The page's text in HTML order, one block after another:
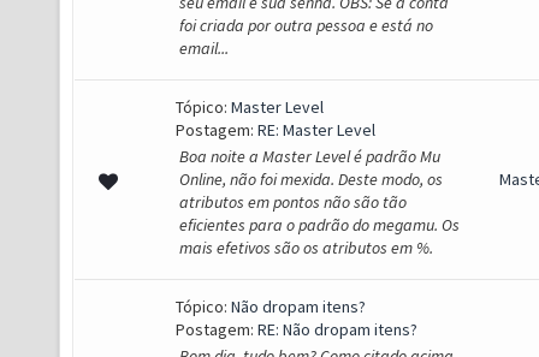
foi criada por outra pessoa e está no
email...
Tópico: Master Level
Postagem: RE: Master Level
Boa noite a Master Level é padrão Mu
Online, não foi mexida. Deste modo, os
atributos em pontos não são tão
eficientes para o padrão do megamu. Os
mais efetivos são os atributos em %.
Tópico: Não dropam itens?
Postagem: RE: Não dropam itens?